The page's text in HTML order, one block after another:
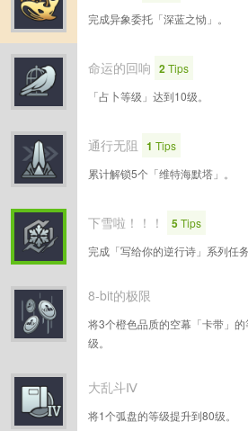
完成异象委托「深蓝之恸」。
命运的回响 2Tips
「占卜等级」达到10级。
通行无阻 1 Tips
累计解锁5个「维特海默塔」。
下雪啦！！！ 5Tips
完成「写给你的逆行诗」系列任务
8-bit的极限
将3个橙色品质的空幕「卡带」
级。
大乱斗Ⅳ
将1个弧盘的等级提升到80级。